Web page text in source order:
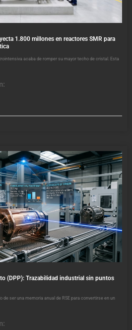
1.800 millones en reactores SMR para
acaba de romper su mayor techo de cristal. Esta
(DPP): Trazabilidad industrial sin puntos
de ser una memoria anual de RSE para convertirse en un